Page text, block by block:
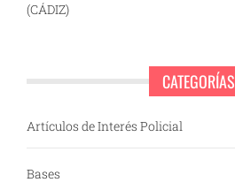
(CÁDIZ)
CATEGORÍAS
Artículos de Interés Policial
Bases